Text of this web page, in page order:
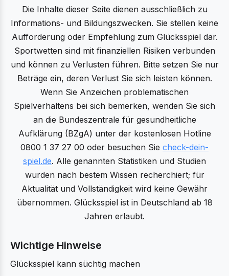
Die Inhalte dieser Seite dienen ausschließlich zu
Informations- und Bildungszwecken. Sie stellen keine
Aufforderung oder Empfehlung zum Glücksspiel dar.
Sportwetten sind mit finanziellen Risiken verbunden
und können zu Verlusten führen. Bitte setzen Sie nur
Beträge ein, deren Verlust Sie sich leisten können.
Wenn Sie Anzeichen problematischen
Spielverhaltens bei sich bemerken, wenden Sie sich
an die Bundeszentrale für gesundheitliche
Aufklärung (BZgA) unter der kostenlosen Hotline
0800 1 37 27 00 oder besuchen Sie check-dein-
spiel.de. Alle genannten Statistiken und Studien
wurden nach bestem Wissen recherchiert; für
Aktualität und Vollständigkeit wird keine Gewähr
übernommen. Glücksspiel ist in Deutschland ab 18
Jahren erlaubt.
Wichtige Hinweise
Glücksspiel kann süchtig machen